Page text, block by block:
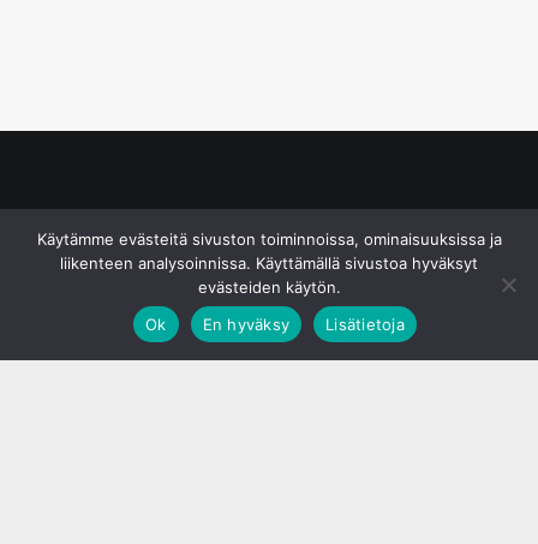
Käytämme evästeitä sivuston toiminnoissa, ominaisuuksissa ja
liikenteen analysoinnissa. Käyttämällä sivustoa hyväksyt
evästeiden käytön.
Ok
En hyväksy Lisätietoja